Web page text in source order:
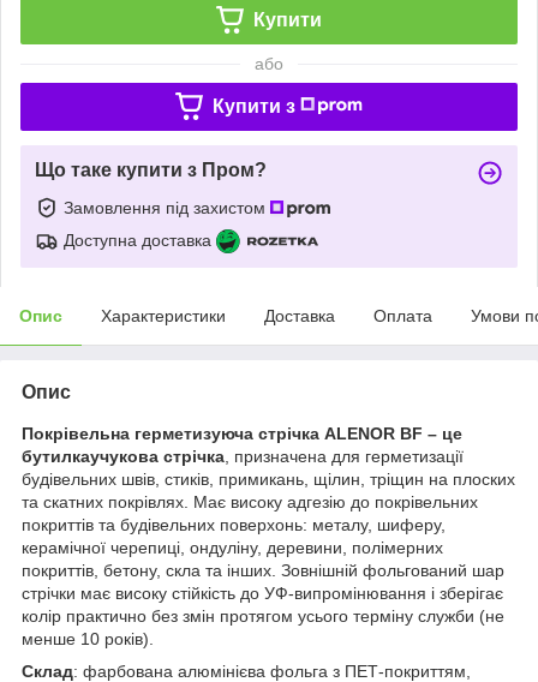
Купити
або
Купити з
Що таке купити з Пром?
Замовлення під захистом
Доступна доставка
Опис Характеристики Доставка Оплата Умови
Опис
Покрівельна герметизуюча стрічка ALENOR BF – це
бутилкаучукова стрічка , призначена для герметизації
будівельних швів, стиків, примикань, щілин, тріщин на плоских
та скатних покрівлях. Має високу адгезію до покрівельних
покриттів та будівельних поверхонь: металу, шиферу,
керамічної черепиці, ондуліну, деревини, полімерних
покриттів, бетону, скла та інших. Зовнішній фольгований шар
стрічки має високу стійкість до УФ-випромінювання і зберігає
колір практично без змін протягом усього терміну служби (не
менше 10 років).
Склад: фарбована алюмінієва фольга з ПЕТ-покриттям,